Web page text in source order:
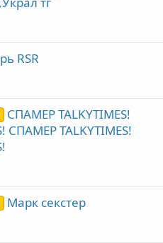
RSR
СПАМЕР TALKYTIMES!
СПАМЕР TALKYTIMES!
Марк секстер